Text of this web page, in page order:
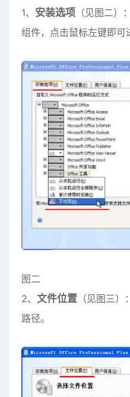
1、 安装选项 （见图二
组件，点击鼠标左键即可
图二
2、 文件位置 （见图三
路径。